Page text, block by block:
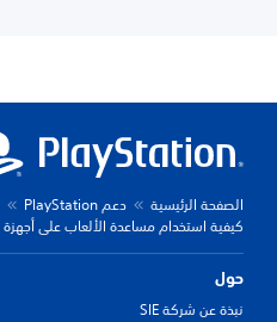
الصفحة الرئيسية دعم PlayStation
كيفية استخدام مساعدة الألعاب على أجهزة PS5
حول
نبذة عن شركة SIE